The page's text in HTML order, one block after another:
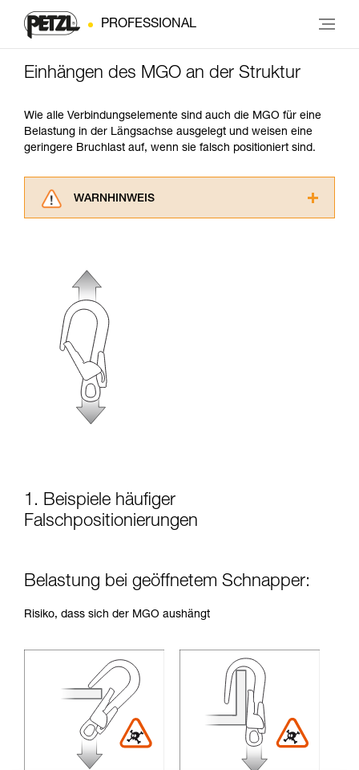
PROFESSIONAL
Einhängen des MGO an der Struktur
Wie alle Verbindungselemente sind auch die MGO für eine
Belastung in der Längsachse ausgelegt und weisen eine
geringere Bruchlast auf, wenn sie falsch positioniert sind.
WARNHINWEIS
ziehen. Um diese Zusatzinformationen
verstehen zu können, müssen Sie zuerst die in
der Gebrauchsanweisung enthaltenen
Informationen richtig verstanden haben.
Die Beherrschung dieser Techniken setzt eine
entsprechende Ausbildung und ein spezielles
Training voraus. Prüfen Sie zusammen mit
einem Profi, ob Sie in der Lage sind, den
Vorgang alleine sicher zu wiederholen, bevor
Sie ihn eigenständig durchführen.
1. Beispiele häufiger
Falschpositionierungen
Belastung bei geöffnetem Schnapper:
Risiko, dass sich der MGO aushängt